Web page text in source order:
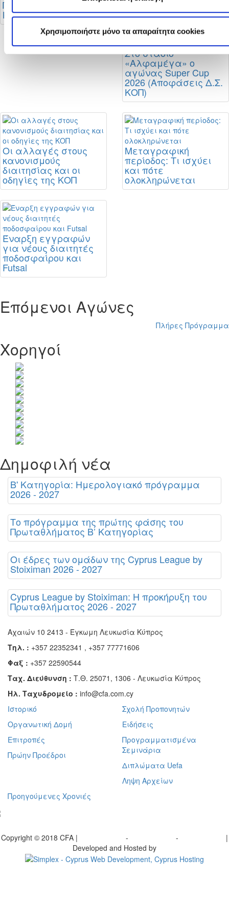
Χρησιμοποιήστε μόνο τα απαραίτητα cookies
Πρωταθλήματος Β’
Κατηγορίας
Στο στάδιο
«Αλφαμέγα» ο
αγώνας Super Cup
2026 (Αποφάσεις Δ.Σ.
ΚΟΠ)
Οι αλλαγές στους
κανονισμούς
διαιτησίας και οι
οδηγίες της ΚΟΠ
Μεταγραφική
περίοδος: Τι ισχύει
και πότε
ολοκληρώνεται
Έναρξη εγγραφών
για νέους διαιτητές
ποδοσφαίρου και
Futsal
Επόμενοι Αγώνες
Πλήρες Πρόγραμμα
Χορηγοί
Δημοφιλή νέα
Β' Κατηγορία: Ημερολογιακό πρόγραμμα
2026 - 2027
Το πρόγραμμα της πρώτης φάσης του
Πρωταθλήματος Β’ Κατηγορίας
Οι έδρες των ομάδων της Cyprus League by
Stoiximan 2026 - 2027
Cyprus League by Stoiximan: Η προκήρυξη του
Πρωταθλήματος 2026 - 2027
Αχαιών 10 2413 - Έγκωμη Λευκωσία Κύπρος
Τηλ. : +357 22352341 , +357 77771606
Φαξ : +357 22590544
Ταχ. Διεύθυνση : Τ.Θ. 25071, 1306 - Λευκωσία Κύπρος
Ηλ. Ταχυδρομείο : info@cfa.com.cy
Ιστορικό
Οργανωτική Δομή
Επιτροπές
Πρώην Προέδροι
Σχολή Προπονητών
Ειδήσεις
Προγραμματισμένα
Σεμινάρια
Διπλώματα Uefa
Ληψη Αρχείων
Προηγούμενες Χρονιές
Copyright © 2018 CFA | - -
|
Developed and Hosted by